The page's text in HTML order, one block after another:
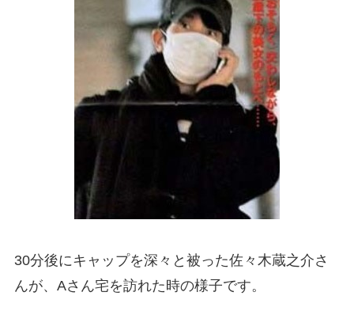
30分後にキャップを深々と被った佐々木蔵之介さ
んが、Aさん宅を訪れた時の様子です。